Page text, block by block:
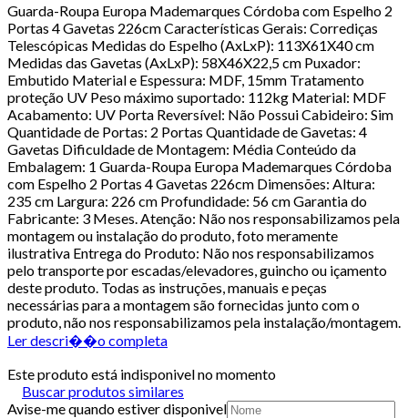
Guarda-Roupa Europa Mademarques Córdoba com Espelho 2
Portas 4 Gavetas 226cm Características Gerais: Corrediças
Telescópicas Medidas do Espelho (AxLxP): 113X61X40 cm
Medidas das Gavetas (AxLxP): 58X46X22,5 cm Puxador:
Embutido Material e Espessura: MDF, 15mm Tratamento
proteção UV Peso máximo suportado: 112kg Material: MDF
Acabamento: UV Porta Reversí­vel: Não Possui Cabideiro: Sim
Quantidade de Portas: 2 Portas Quantidade de Gavetas: 4
Gavetas Dificuldade de Montagem: Média Conteúdo da
Embalagem: 1 Guarda-Roupa Europa Mademarques Córdoba
com Espelho 2 Portas 4 Gavetas 226cm Dimensões: Altura:
235 cm Largura: 226 cm Profundidade: 56 cm Garantia do
Fabricante: 3 Meses. Atenção: Não nos responsabilizamos pela
montagem ou instalação do produto, foto meramente
ilustrativa Entrega do Produto: Não nos responsabilizamos
pelo transporte por escadas/elevadores, guincho ou içamento
deste produto. Todas as instruções, manuais e peças
necessárias para a montagem são fornecidas junto com o
produto, não nos responsabilizamos pela instalação/montagem.
Ler descri��o completa
Este produto está indisponivel no momento
Buscar produtos similares
Avise-me quando estiver disponivel